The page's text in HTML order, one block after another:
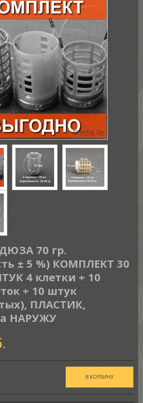
70 гр.
± 5 %) КОМПЛЕКТ 30
4 клетки + 10
+ 10 штук
ПЛАСТИК,
НАРУЖУ